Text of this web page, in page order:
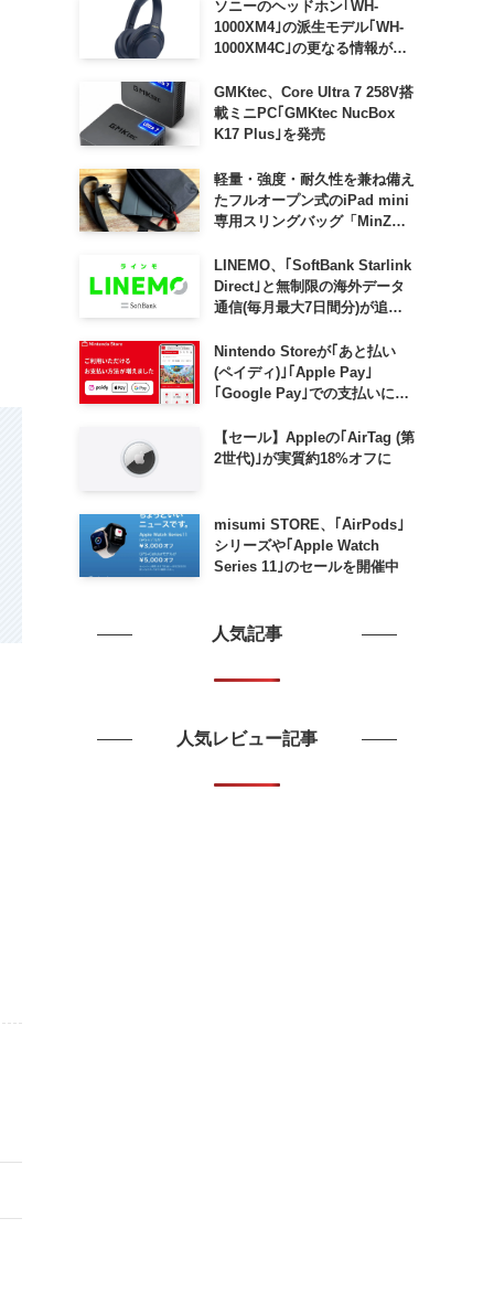
ソニーのヘッドホン｢WH-
1000XM4｣の派生モデル｢WH-
1000XM4C｣の更なる情報が明
GMKtec、Core Ultra 7 258V搭
載ミニPC｢GMKtec NucBox
K17 Plus｣を発売
軽量・強度・耐久性を兼ね備え
たフルオープン式のiPad mini
専用スリングバッグ「MinZ
発売
LINEMO、｢SoftBank Starlink
Direct｣と無制限の海外データ
通信(毎月最大7日間分)が追加
Nintendo Storeが｢あと払い
(ペイディ)｣｢Apple Pay｣
｢Google Pay｣での支払いに対
【セール】Appleの｢AirTag (第
2世代)｣が実質約18%オフに
misumi STORE、｢AirPods｣
シリーズや｢Apple Watch
Series 11｣のセールを開催中
人気記事
人気レビュー記事